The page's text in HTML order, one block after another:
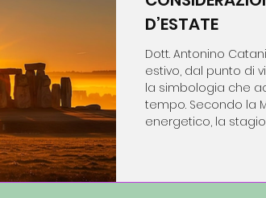
D’ESTATE
Dott. Antonino
estivo, dal punto di
la simbologia che
tempo. Secondo la
energetico, la